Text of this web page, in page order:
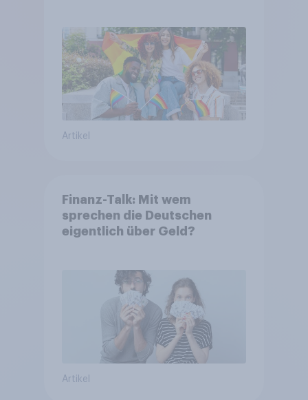
Artikel
Finanz-Talk: Mit wem
sprechen die Deutschen
eigentlich über Geld?
Artikel